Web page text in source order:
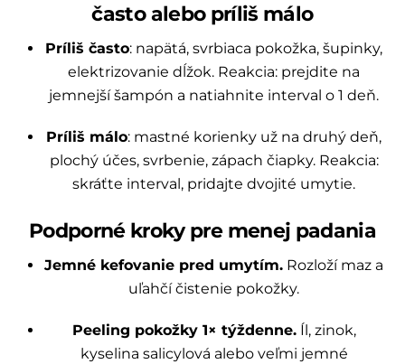
často alebo príliš málo
Príliš často: napätá, svrbiaca pokožka, šupinky,
elektrizovanie dĺžok. Reakcia: prejdite na
jemnejší šampón a natiahnite interval o 1 deň.
Príliš málo: mastné korienky už na druhý deň,
plochý účes, svrbenie, zápach čiapky. Reakcia:
skráťte interval, pridajte dvojité umytie.
Podporné kroky pre menej padania
Jemné kefovanie pred umytím. Rozloží maz a
uľahčí čistenie pokožky.
Peeling pokožky 1× týždenne.Íl, zinok,
kyselina salicylová alebo veľmi jemné